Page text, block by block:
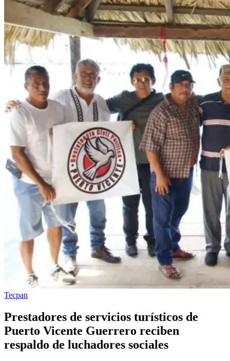
Tecpan
Prestadores de servicios turísticos de
Puerto Vicente Guerrero reciben
respaldo de luchadores sociales